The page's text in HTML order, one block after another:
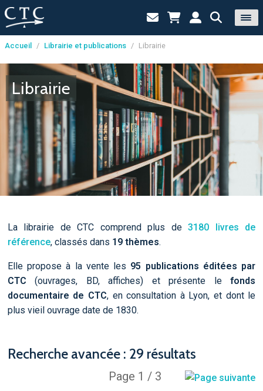
Panneau de gestion des cookies
Accueil / Librairie et publications / Librairie
Librairie
La librairie de CTC comprend plus de3180 livres de
référence, classés dans 19 thèmes.
Elle propose à la vente les 95 publications éditées par
CTC (ouvrages, BD, affiches) et présente lefonds
documentaire de CTC, en consultation à Lyon, et dont le
plus vieil ouvrage date de 1830.
Recherche avancée : 29 résultats
Page 1 / 3